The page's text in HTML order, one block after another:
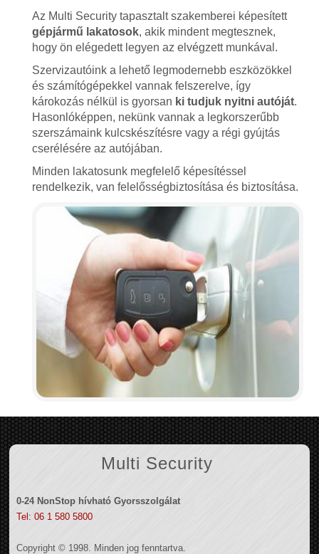
Az Multi Security tapasztalt szakemberei képesített
gépjármű lakatosok, akik mindent megtesznek,
hogy ön elégedett legyen az elvégzett munkával.
Szervizautóink a lehető legmodernebb eszközökkel
és számítógépekkel vannak felszerelve, így
károkozás nélkül is gyorsan ki tudjuk nyitni autóját.
Hasonlóképpen, nekünk vannak a legkorszerűbb
szerszámaink kulcskészítésre vagy a régi gyújtás
cserélésére az autójában.
Minden lakatosunk megfelelő képesítéssel
rendelkezik, van felelősségbiztosítása és biztosítása.
Multi Security
0-24 NonStop hívható Gyorsszolgálat
Tel: 06 1 580 5800
Copyright © 1998. Minden jog fenntartva.